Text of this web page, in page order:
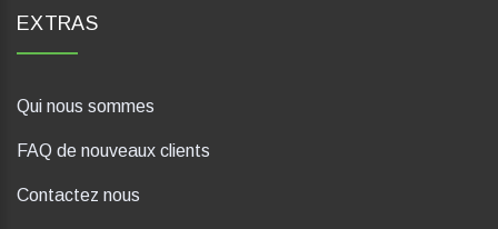
EXTRAS
Qui nous sommes
FAQ de nouveaux clients
Contactez nous